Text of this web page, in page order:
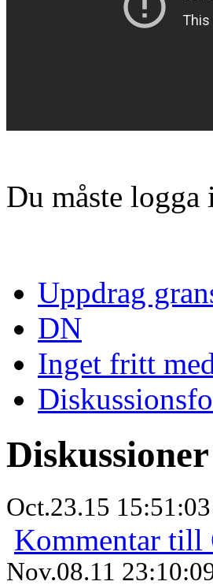
Du måste
Uppdrag
DN
Inget fritt
Diskussioner
Oct.23.15 15:51:03
Kommentar till
Nov.08.11